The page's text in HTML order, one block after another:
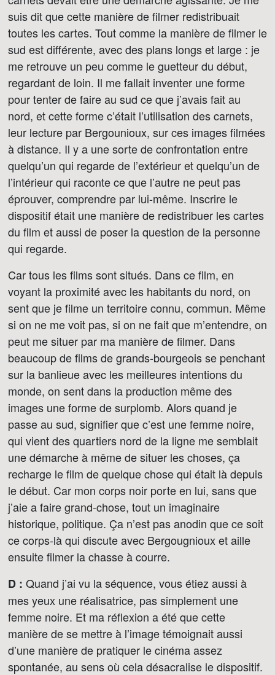
suis dit que cette manière de filmer redistribuait
toutes les cartes. Tout comme la manière de filmer le
sud est différente, avec des plans longs et large : je
me retrouve un peu comme le guetteur du début,
regardant de loin. Il me fallait inventer une forme
pour tenter de faire au sud ce que j’avais fait au
nord, et cette forme c’était l’utilisation des carnets,
leur lecture par Bergounioux, sur ces images filmées
à distance. Il y a une sorte de confrontation entre
quelqu’un qui regarde de l’extérieur et quelqu’un de
l’intérieur qui raconte ce que l’autre ne peut pas
éprouver, comprendre par lui-même. Inscrire le
dispositif était une manière de redistribuer les cartes
du film et aussi de poser la question de la personne
qui regarde.
Car tous les films sont situés. Dans ce film, en
voyant la proximité avec les habitants du nord, on
sent que je filme un territoire connu, commun. Même
si on ne me voit pas, si on ne fait que m’entendre, on
peut me situer par ma manière de filmer. Dans
beaucoup de films de grands-bourgeois se penchant
sur la banlieue avec les meilleures intentions du
monde, on sent dans la production même des
images une forme de surplomb. Alors quand je
passe au sud, signifier que c’est une femme noire,
qui vient des quartiers nord de la ligne me semblait
une démarche à même de situer les choses, ça
recharge le film de quelque chose qui était là depuis
le début. Car mon corps noir porte en lui, sans que
j’aie a faire grand-chose, tout un imaginaire
historique, politique. Ça n’est pas anodin que ce soit
ce corps-là qui discute avec Bergougnioux et aille
ensuite filmer la chasse à courre.
D : Quand j’ai vu la séquence, vous étiez aussi à
mes yeux une réalisatrice, pas simplement une
femme noire. Et ma réflexion a été que cette
manière de se mettre à l’image témoignait aussi
d’une manière de pratiquer le cinéma assez
spontanée, au sens où cela désacralise le dispositif.